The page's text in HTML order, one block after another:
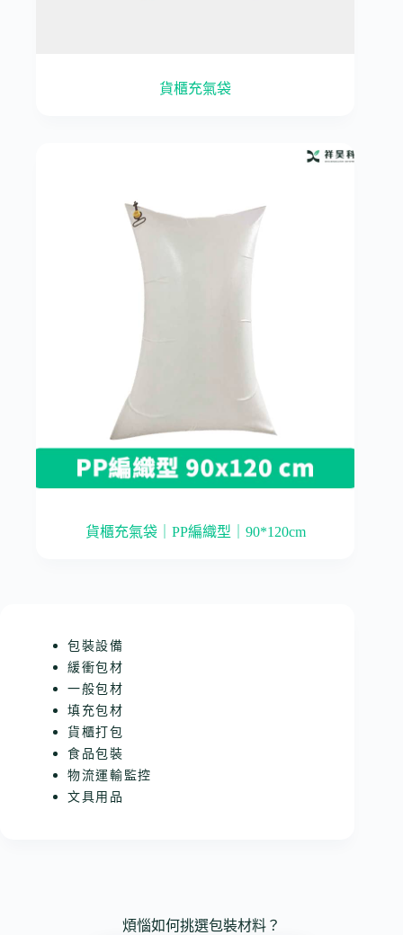
貨櫃充氣袋
貨櫃充氣袋｜PP編織型｜90*120cm
包裝設備
緩衝包材
一般包材
填充包材
貨櫃打包
食品包裝
物流運輸監控
文具用品
煩惱如何挑選包裝材料？